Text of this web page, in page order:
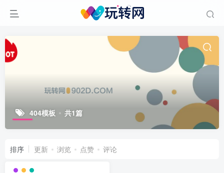
404模板 共1篇
排序 更新 浏览 点赞 评论